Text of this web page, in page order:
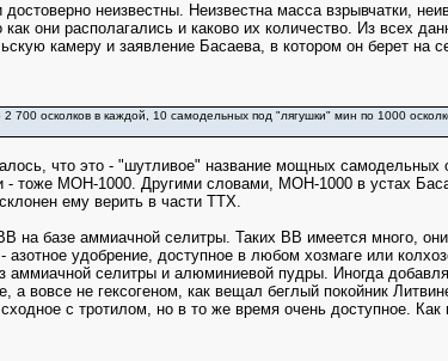
неизвестны. Неизвестна масса взрывчатки,
они располагались и каково их количество. Из всех
камеру и заявление Басаева, в котором он берет на
700 осколков в каждой, 10 самодельных под "лягушки" мин по 1000
что это - "шутливое" название мощных самодельных
тоже МОН-1000. Другими словами, МОН-1000 в устах
ему верить в части ТТХ.
базе аммиачной селитры. Таких ВВ имеется много, они
удобрение, доступное в любом хозмаге или
аммиачной селитры и алюминиевой пудры. Иногда
вовсе не гексогеном, как вещал беглый покойник
с тротилом, но в то же время очень доступное.